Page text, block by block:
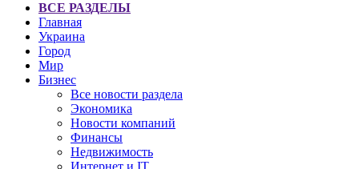
ВСЕ РАЗДЕЛЫ
Главная
Украина
Город
Мир
Бизнес
Все новости раздела
Экономика
Новости компаний
Финансы
Недвижимость
Интернет и IT